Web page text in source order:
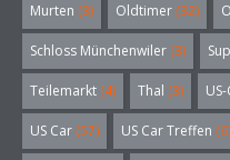
Murten (3) Oldtimer (32)
Schloss Münchenwiler (3)
Teilemarkt (4) Thal (3)
US Car (57) US Car Treffen (6)